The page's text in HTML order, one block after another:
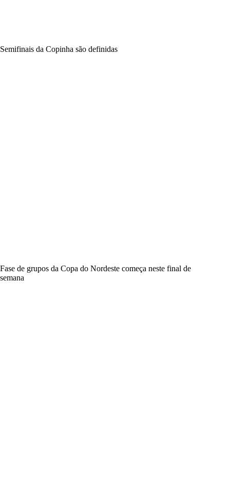
Semifinais da Copinha são definidas
Fase de grupos da Copa do Nordeste começa neste final de
semana